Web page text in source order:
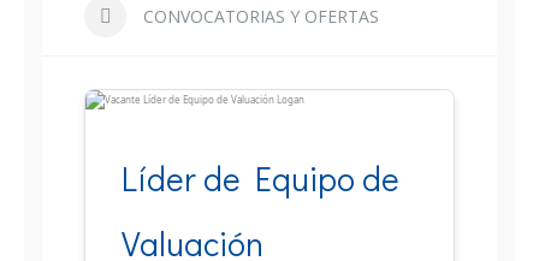
CONVOCATORIAS Y OFERTAS
Líder de Equipo de
Valuación